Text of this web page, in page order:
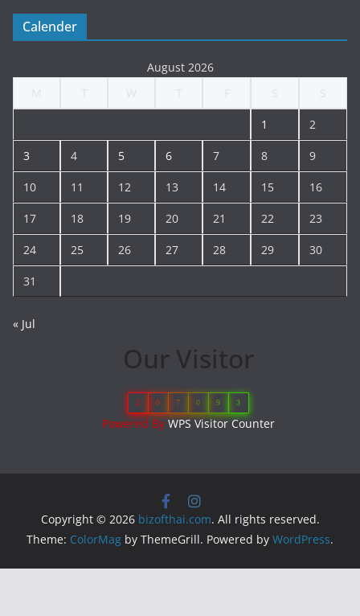
Calender
August 2026
1 2
3 4 5 6 7 8 9
10 11 12 13 14 15 16
17 18 19 20 21 22 23
24 25 26 27 28 29 30
31
« Jul
Our Visitor
2 0 7 0 9 3
Powered ByWPS Visitor Counter
Copyright © 2026 bizofthai.com. All rights reserved.
Theme: ColorMag by ThemeGrill. Powered by WordPress.